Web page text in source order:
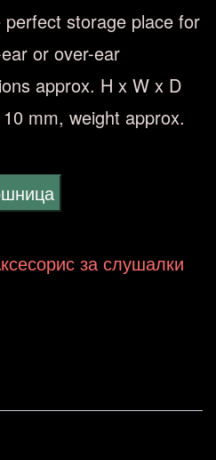
storage place for
or over-ear
approx. H x W x D
mm, weight approx.
за слушалки